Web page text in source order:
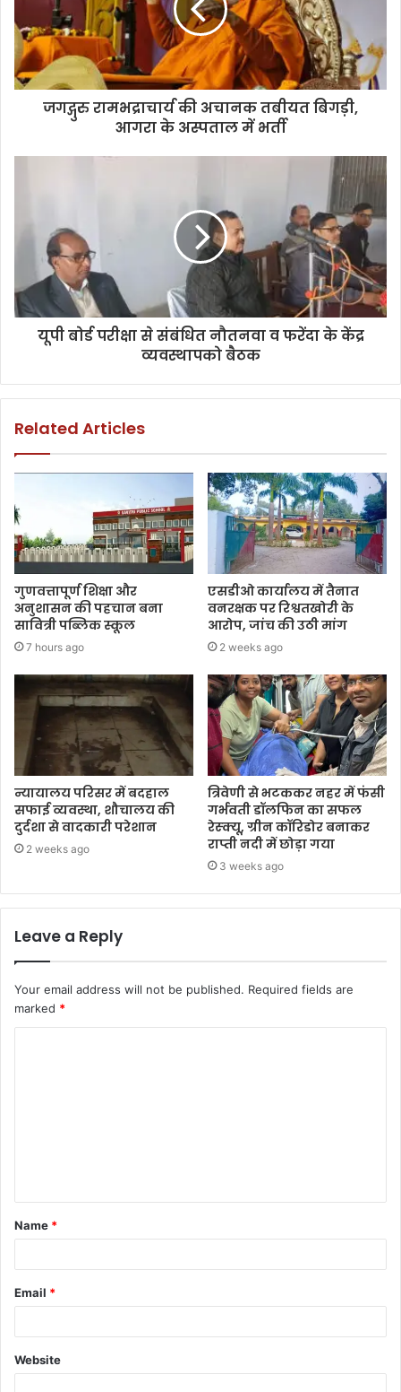
जगद्गुरु रामभद्राचार्य की अचानक तबीयत बिगड़ी,
आगरा के अस्पताल में भर्ती
यूपी बोर्ड परीक्षा से संबंधित नौतनवा व फरेंदा के केंद्र
व्यवस्थापको बैठक
Related Articles
गुणवत्तापूर्ण शिक्षा और
अनुशासन की पहचान बना
सावित्री पब्लिक स्कूल
7 hours ago
एसडीओ कार्यालय में तैनात
वनरक्षक पर रिश्वतखोरी के
आरोप, जांच की उठी मांग
2 weeks ago
न्यायालय परिसर में बदहाल
सफाई व्यवस्था, शौचालय की
दुर्दशा से वादकारी परेशान
2 weeks ago
त्रिवेणी से भटककर नहर में फंसी
गर्भवती डॉलफिन का सफल
रेस्क्यू, ग्रीन कॉरिडोर बनाकर
राप्ती नदी में छोड़ा गया
3 weeks ago
Leave a Reply
Your email address will not be published. Required fields are
marked *
Name *
Email *
Website